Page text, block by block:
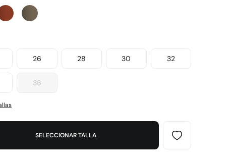
26 28 30 32
36
SELECCIONAR TALLA